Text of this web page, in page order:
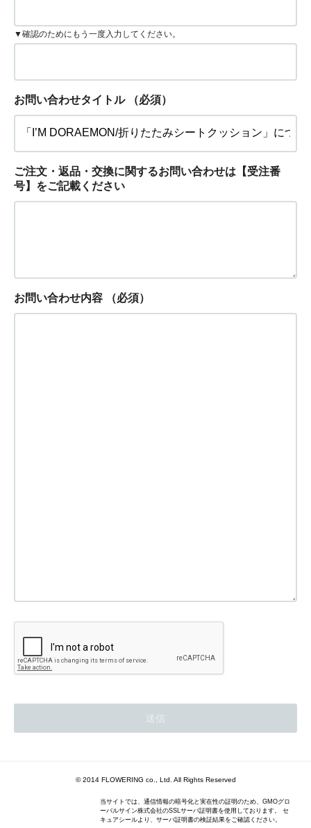
▼確認のためにもう一度入力してください。
お問い合わせタイトル （必須）
ご注文・返品・交換に関するお問い合わせは【受注番
号】をご記載ください
お問い合わせ内容 （必須）
© 2014 FLOWERING co., Ltd. All Rights Reserved
当サイトでは、通信情報の暗号化と実在性の証明のため、GMOグロ
ーバルサイン株式会社のSSLサーバ証明書を使用しております。 セ
キュアシールより、サーバ証明書の検証結果をご確認ください。